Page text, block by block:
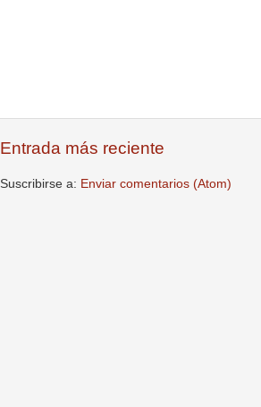
Entrada más reciente
Suscribirse a: Enviar comentarios (Atom)